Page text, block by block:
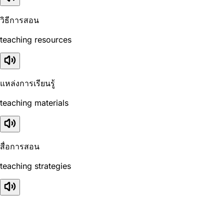
วิธีการสอน
teaching resources
แหล่งการเรียนรู้
teaching materials
สื่อการสอน
teaching strategies